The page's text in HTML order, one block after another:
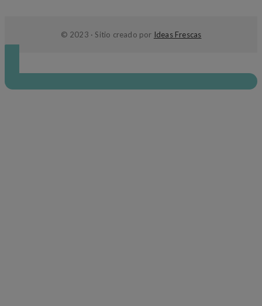
© 2023 · Sitio creado por Ideas Frescas